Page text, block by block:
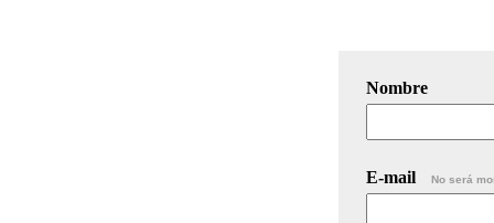
Nombre
E-mail No será